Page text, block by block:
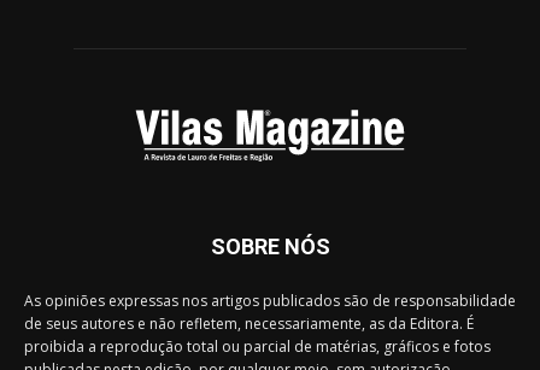
SOBRE NÓS
As opiniões expressas nos artigos publicados são de responsabilidade
de seus autores e não refletem, necessariamente, as da Editora. É
proibida a reprodução total ou parcial de matérias, gráficos e fotos